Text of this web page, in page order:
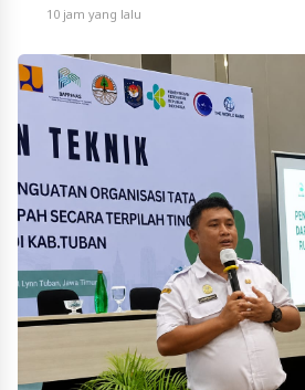
10 jam yang lalu